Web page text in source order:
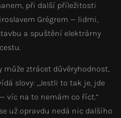
při další příležitosti
Grégrem — lidmi,
a spuštění elektrárny
ztrácet důvěryhodnost,
slovy: „Jestli to tak je, jde
víc na to nemám co říct.“
už opravdu nedá nic dalšího